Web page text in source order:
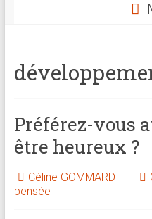
en
thérapie
brève
holistique
:
Préférez-vous
être heureux ?
Céline GOMMARD
pensée